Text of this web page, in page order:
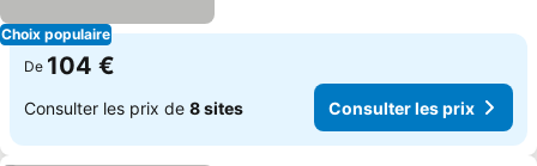
Choix populaire
De 104 €
Consulter les prix de 8 sites Consulter les prix